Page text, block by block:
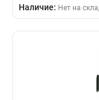
Наличие: Нет на